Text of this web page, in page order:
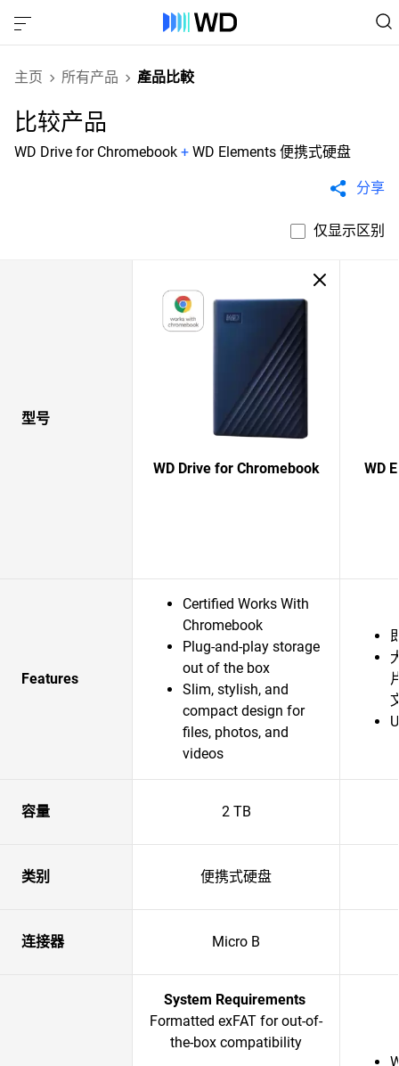
主页 所有产品 產品比較
比较产品
WD Drive for Chromebook + WD Elements 便携式硬盘
分享
仅显示区别
型号
WD Drive for Chromebook WD
Features
Certified Works With
Chromebook
Plug-and-play storage
out of the box
Slim, stylish, and
compact design for
files, photos, and
videos
容量 2 TB
类别 便携式硬盘
连接器 Micro B
System Requirements
Formatted exFAT for out-of-
the-box compatibility